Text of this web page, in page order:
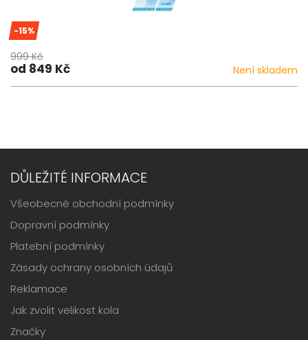
-15%
999 Kč
od 849 Kč Není skladem
DŮLEŽITÉ INFORMACE
Všeobecné obchodní podmínky
Dopravní podmínky
Platební podmínky
Zásady ochrany osobních údajů
Reklamace
Jak zvolit velikost kola
Značky